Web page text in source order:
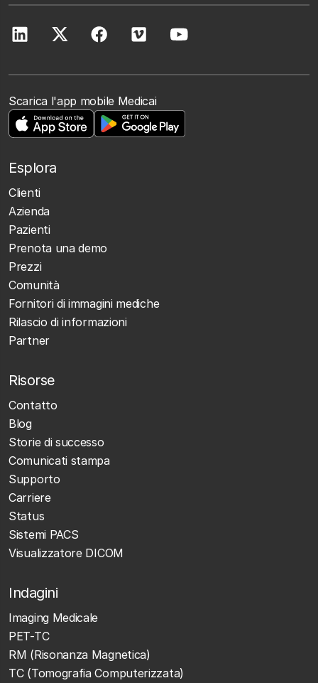
Scarica l'app mobile Medicai
Esplora
Clienti
Azienda
Pazienti
Prenota una demo
Prezzi
Comunità
Fornitori di immagini mediche
Rilascio di informazioni
Partner
Risorse
Contatto
Blog
Storie di successo
Comunicati stampa
Supporto
Carriere
Status
Sistemi PACS
Visualizzatore DICOM
Indagini
Imaging Medicale
PET-TC
RM (Risonanza Magnetica)
TC (Tomografia Computerizzata)